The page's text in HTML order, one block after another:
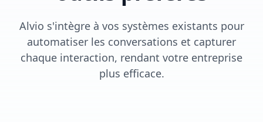
Alvio s'intègre à vos systèmes existants pour
automatiser les conversations et capturer
chaque interaction, rendant votre entreprise
plus efficace.